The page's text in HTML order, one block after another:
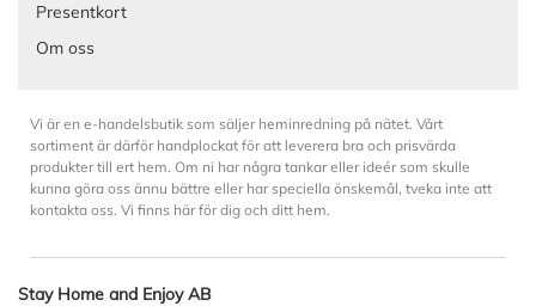
Presentkort
Om oss
Vi är en e-handelsbutik som säljer heminredning på nätet. Vårt
sortiment är därför handplockat för att leverera bra och prisvärda
produkter till ert hem. Om ni har några tankar eller ideér som skulle
kunna göra oss ännu bättre eller har speciella önskemål, tveka inte att
kontakta oss. Vi finns här för dig och ditt hem.
Stay Home and Enjoy AB